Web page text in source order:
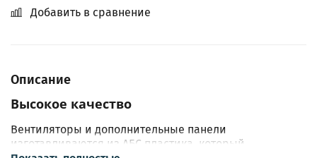
Добавить в сравнение
Описание
Высокое качество
Вентиляторы и дополнительные панели
изготавливаются из АБС пластика, который